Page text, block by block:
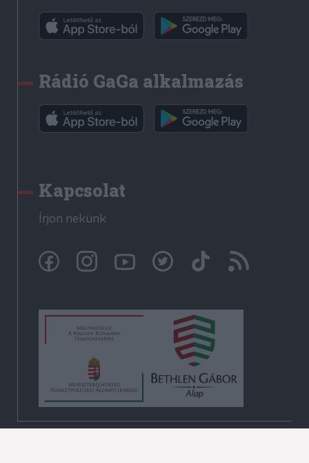
Rádió GaGa alkalmazás
Kapcsolat
Írjon nekünk